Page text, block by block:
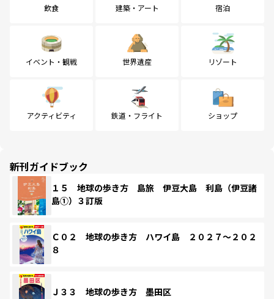
飲食 建築・アート 宿泊
イベント・観戦 世界遺産 リゾート
アクティビティ 鉄道・フライト ショップ
新刊ガイドブック
１５ 地球の歩き方 島旅 伊豆大島 利島（伊豆諸
島①）３訂版
Ｃ０２ 地球の歩き方 ハワイ島 ２０２７～２０２
８
Ｊ３３ 地球の歩き方 墨田区